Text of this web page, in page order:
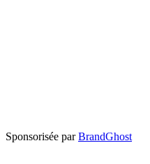
Sponsorisée par BrandGhost